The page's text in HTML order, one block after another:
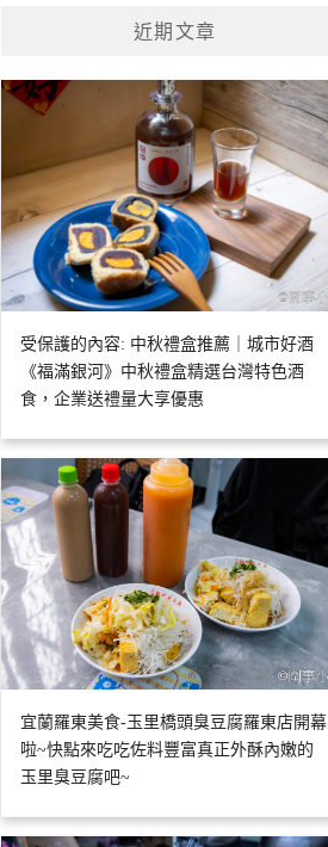
近期文章
受保護的內容: 中秋禮盒推薦｜城市好酒
《福滿銀河》中秋禮盒精選台灣特色酒
食，企業送禮量大享優惠
宜蘭羅東美食-玉里橋頭臭豆腐羅東店開幕
啦~快點來吃吃佐料豐富真正外酥內嫩的
玉里臭豆腐吧~